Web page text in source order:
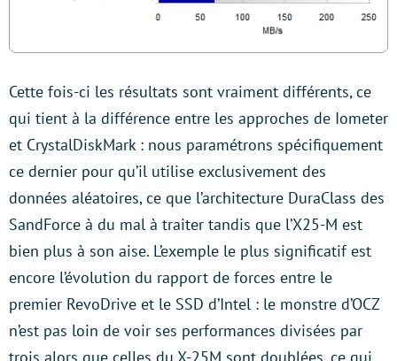
Cette fois-ci les résultats sont vraiment différents, ce
qui tient à la différence entre les approches de Iometer
et CrystalDiskMark : nous paramétrons spécifiquement
ce dernier pour qu’il utilise exclusivement des
données aléatoires, ce que l’architecture DuraClass des
SandForce à du mal à traiter tandis que l’X25-M est
bien plus à son aise. L’exemple le plus significatif est
encore l’évolution du rapport de forces entre le
premier RevoDrive et le SSD d’Intel : le monstre d’OCZ
n’est pas loin de voir ses performances divisées par